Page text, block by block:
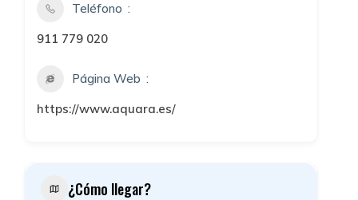
Teléfono
911 779 020
Página Web
https://www.aquara.es/
¿Cómo llegar?